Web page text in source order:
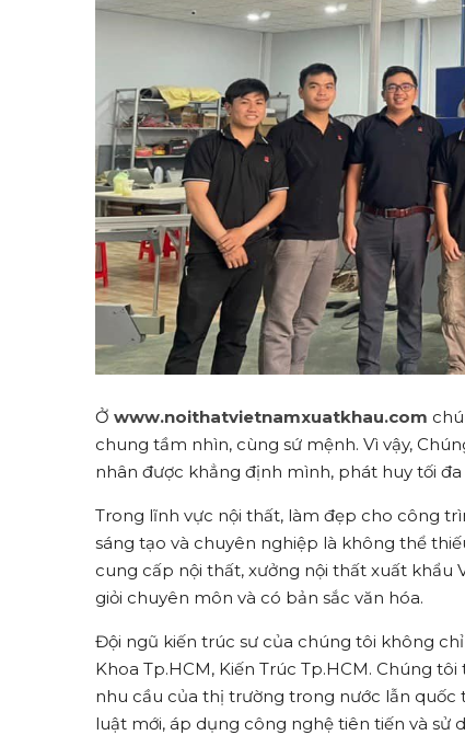
Ở www.noithatvietnamxuatkhau.com
chung tầm nhìn, cùng sứ mệnh. Vì vậy,
nhân được khẳng định mình, phát huy tối
Trong lĩnh vực nội thất, làm đẹp cho công
sáng tạo và chuyên nghiệp là không thể
cung cấp nội thất, xưởng nội thất xuất khẩu
giỏi chuyên môn và có bản sắc văn hóa.
Đội ngũ kiến trúc sư của chúng tôi không
Khoa Tp.HCM, Kiến Trúc Tp.HCM. Chúng
nhu cầu của thị trường trong nước lẫn quốc
luật mới, áp dụng công nghệ tiên tiến và